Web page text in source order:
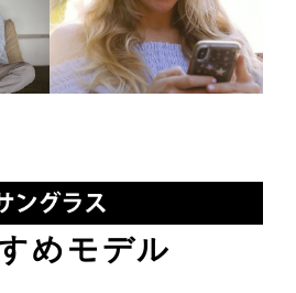
めモデル